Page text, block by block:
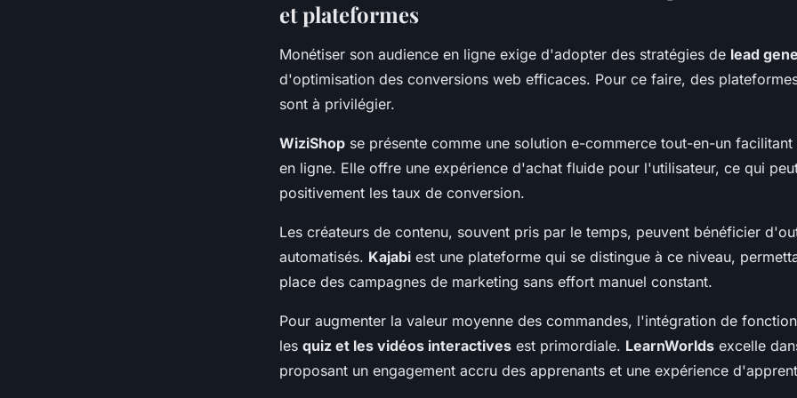
et plateformes
Monétiser son audience en ligne exige d'adopter des stratégies de lead
d'optimisation des conversions web efficaces. Pour ce faire, des
sont à privilégier.
WiziShop se présente comme une solution e-commerce tout-en-un
en ligne. Elle offre une expérience d'achat fluide pour l'utilisateur, ce qui
positivement les taux de conversion.
Les créateurs de contenu, souvent pris par le temps, peuvent bénéficier
automatisés. Kajabi est une plateforme qui se distingue à ce niveau,
place des campagnes de marketing sans effort manuel constant.
Pour augmenter la valeur moyenne des commandes, l'intégration de
les quiz et les vidéos interactives est primordiale. LearnWorlds excelle
proposant un engagement accru des apprenants et une expérience